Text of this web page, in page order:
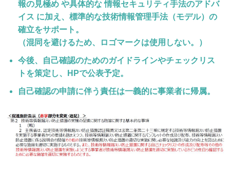
報の見極め や具体的な 情報セキュリティ手法のアドバ
イス に加え、標準的な技術情報管理手法（モデル）の
確立をサポート。
（混同を避けるため、ロゴマークは使用しない。）
今後、自己確認のためのガイドラインやチェックリス
トを策定し、HPで公表予定。
自己確認の申請に伴う責任は一義的に事業者に帰属。